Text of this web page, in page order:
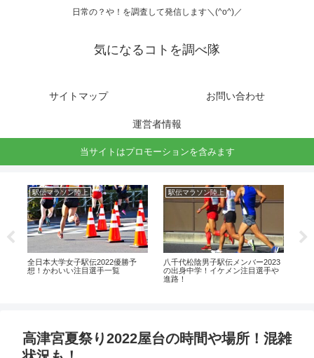
日常の？や！を調査して発信します＼(^o^)／
気になるコトを調べ隊
サイトマップ お問い合わせ
運営者情報
当サイトはプロモーションを含みます
駅伝マラソン陸上
全日本大学女子駅伝2022優勝予
想！かわいい注目選手一覧
駅伝マラソン陸上
八千代松陰男子駅伝メンバー2023
の出身中学！イケメン注目選手や
進路！
高津宮夏祭り2022屋台の時間や場所！混雑